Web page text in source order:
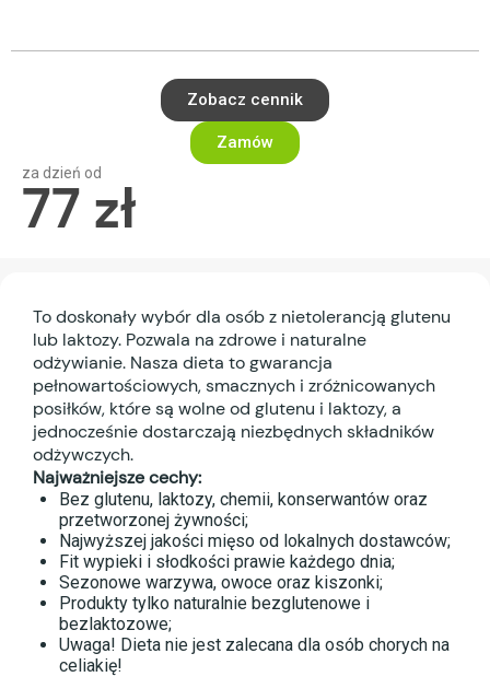
Zobacz cennik
Zamów
za dzień od
77 zł
To doskonały wybór dla osób z nietolerancją glutenu
lub laktozy. Pozwala na zdrowe i naturalne
odżywianie. Nasza dieta to gwarancja
pełnowartościowych, smacznych i zróżnicowanych
posiłków, które są wolne od glutenu i laktozy, a
jednocześnie dostarczają niezbędnych składników
odżywczych.
Najważniejsze cechy:
Bez glutenu, laktozy, chemii, konserwantów oraz
przetworzonej żywności;
Najwyższej jakości mięso od lokalnych dostawców;
Fit wypieki i słodkości prawie każdego dnia;
Sezonowe warzywa, owoce oraz kiszonki;
Produkty tylko naturalnie bezglutenowe i
bezlaktozowe;
Uwaga! Dieta nie jest zalecana dla osób chorych na
celiakię!